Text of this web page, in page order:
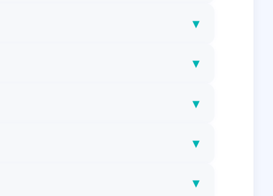
▾
▾
▾
▾
▾